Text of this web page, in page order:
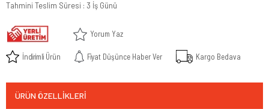
Tahmini Teslim Süresi : 3 İş Günü
Yorum Yaz
İndirimli Ürün Fiyat Düşünce Haber Ver Kargo Bedava
ÜRÜN ÖZELLIKLERI